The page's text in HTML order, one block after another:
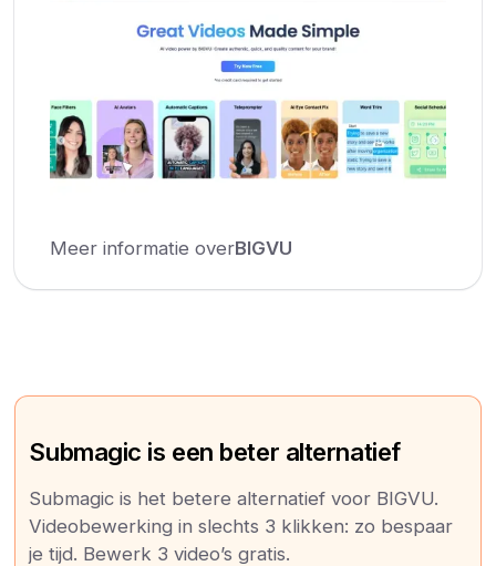
Meer informatie overBIGVU
Submagic is een beter alternatief
Submagic is het betere alternatief voor BIGVU.
Videobewerking in slechts 3 klikken: zo bespaar
je tijd. Bewerk 3 video’s gratis.